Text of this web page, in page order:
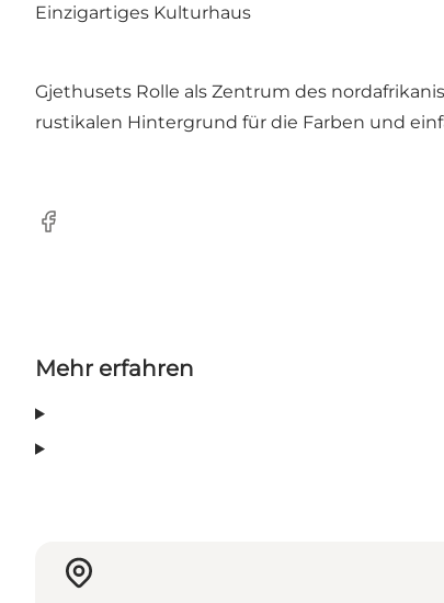
Einzigartiges Kulturhaus
Gjethusets Rolle als Zentrum des
rustikalen Hintergrund für die Farben und
Facebook
Mehr erfahren